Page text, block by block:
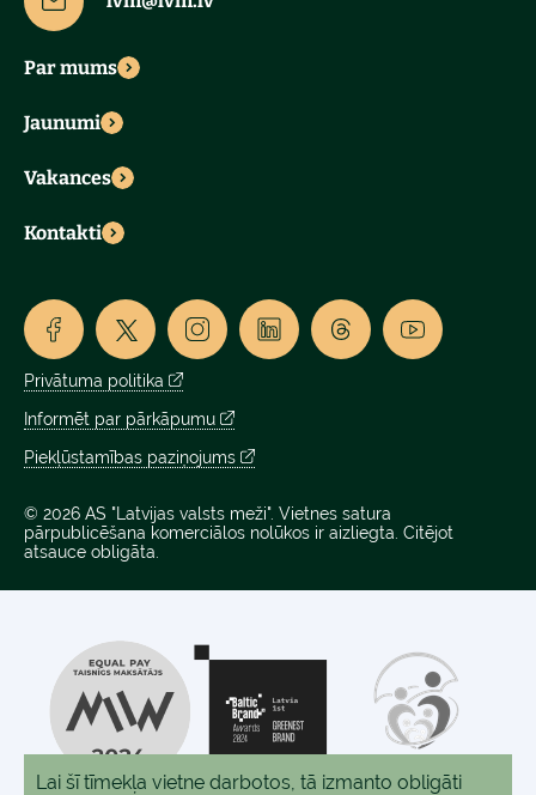
Par mums
Jaunumi
Vakances
Kontakti
Privātuma politika
Informēt par pārkāpumu
Piekļūstamības paziņojums
© 2026 AS "Latvijas valsts meži". Vietnes satura
pārpublicēšana komerciālos nolūkos ir aizliegta. Citējot
atsauce obligāta.
Lai šī tīmekļa vietne darbotos, tā izmanto obligāti